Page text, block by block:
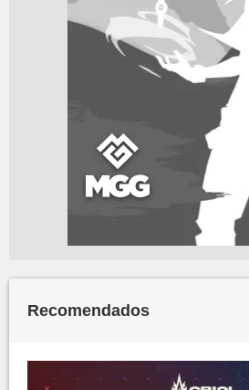
Recomendados